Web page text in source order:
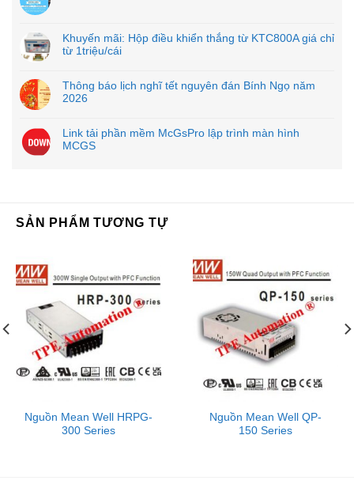
Khuyến mãi: Hộp điều khiển thắng từ KTC800A giá chỉ
từ 1triệu/cái
Thông báo lịch nghĩ tết nguyên đán Bính Ngọ năm
2026
Link tải phần mềm McGsPro lập trình màn hình
MCGS
SẢN PHẨM TƯƠNG TỰ
Nguồn Mean Well HRPG-
300 Series
Nguồn Mean Well QP-
150 Series